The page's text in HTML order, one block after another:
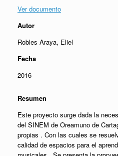
Ver documento
Autor
Robles Araya, Eliel
Fecha
2016
Resumen
Este proyecto surge dada la
del SINEM de Oreamuno de
propias . Con las cuales se
calidad de espacios para el